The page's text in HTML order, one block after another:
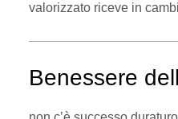
valorizzato riceve in
Benessere